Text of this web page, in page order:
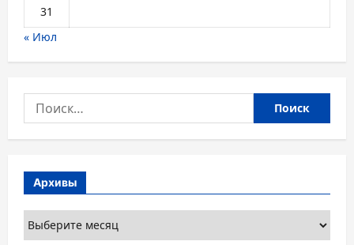
31
« Июл
Найти:
Архивы
Архивы